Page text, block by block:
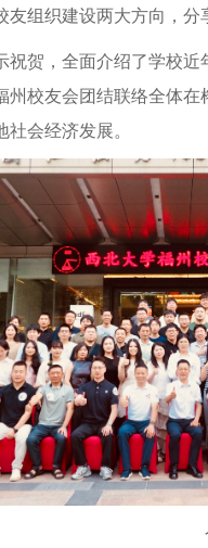
组织建设两大方向，
祝贺，全面介绍了学校
校友会团结联络全体
会经济发展。